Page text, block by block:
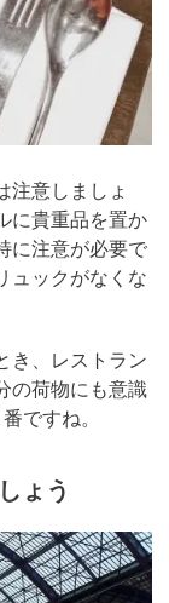
注意しましょ
に貴重品を置か
に注意が必要で
ュックがなくな
き、レストラン
の荷物にも意識
ですね。
ょう